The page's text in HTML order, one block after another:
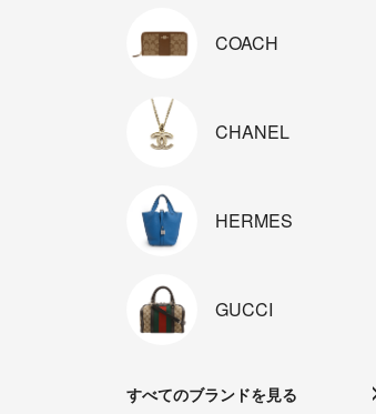
COACH
CHANEL
HERMES
GUCCI
すべてのブランドを見る